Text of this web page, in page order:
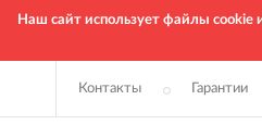
Наш сайт использует файлы cookie
Контакты Гарантии